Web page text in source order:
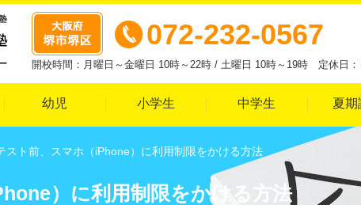
072-232-0567
開校時間：月曜日～金曜日 10時～22時 / 土曜日 10時～19時 定休日：
幼児 小学生 中学生 夏期
スト前、スマホ（iPhone）に利用制限をかける方法
）に利用制限をかける方法